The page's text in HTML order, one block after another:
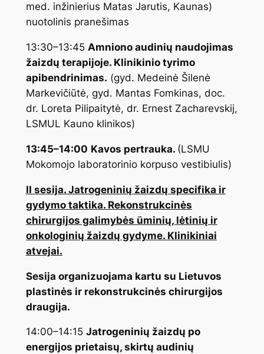
med. inžinierius Matas Jarutis, Kaunas)
nuotolinis pranešimas
13:30–13:45 Amniono audinių naudojimas
žaizdų terapijoje. Klinikinio tyrimo
apibendrinimas. (gyd. Medeinė Šilenė
Markevičiūtė, gyd. Mantas Fomkinas, doc.
dr. Loreta Pilipaitytė, dr. Ernest Zacharevskij,
LSMUL Kauno klinikos)
13:45–14:00 Kavos pertrauka. (LSMU
Mokomojo laboratorinio korpuso vestibiulis)
II sesija. Jatrogeninių žaizdų specifika ir
gydymo taktika. Rekonstrukcinės
chirurgijos galimybės ūminių, lėtinių ir
onkologinių žaizdų gydyme. Klinikiniai
atvejai.
Sesija organizuojama kartu su Lietuvos
plastinės ir rekonstrukcinės chirurgijos
draugija.
14:00–14:15 Jatrogeninių žaizdų po
energijos prietaisų, skirtų audinių